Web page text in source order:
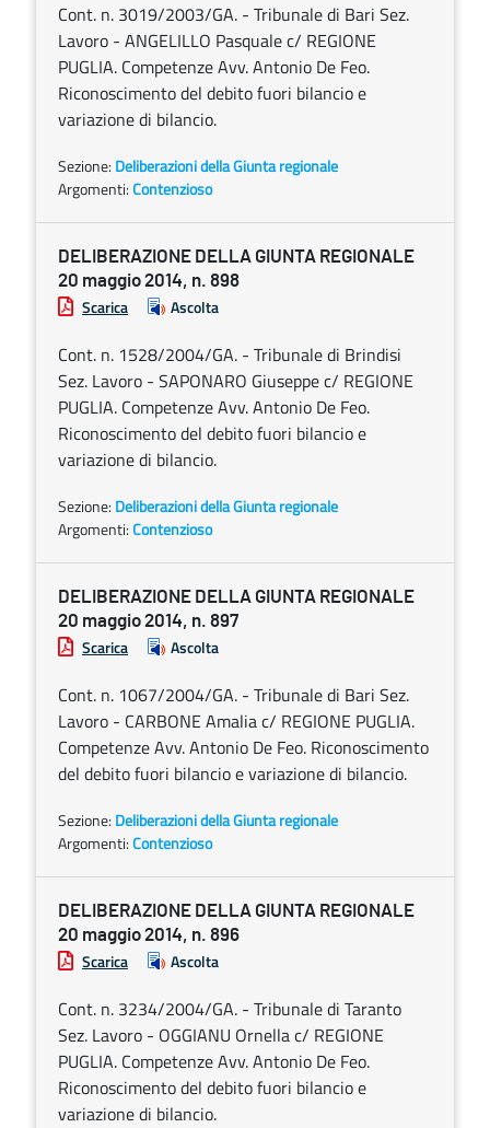
Cont. n. 3019/2003/GA. - Tribunale di Bari Sez.
Lavoro - ANGELILLO Pasquale c/ REGIONE
PUGLIA. Competenze Avv. Antonio De Feo.
Riconoscimento del debito fuori bilancio e
variazione di bilancio.
Sezione: Deliberazioni della Giunta regionale
Argomenti:Contenzioso
DELIBERAZIONE DELLA GIUNTA REGIONALE
20 maggio 2014, n. 898
Scarica Ascolta
Cont. n. 1528/2004/GA. - Tribunale di Brindisi
Sez. Lavoro - SAPONARO Giuseppe c/ REGIONE
PUGLIA. Competenze Avv. Antonio De Feo.
Riconoscimento del debito fuori bilancio e
variazione di bilancio.
Sezione: Deliberazioni della Giunta regionale
Argomenti:Contenzioso
DELIBERAZIONE DELLA GIUNTA REGIONALE
20 maggio 2014, n. 897
Scarica Ascolta
Cont. n. 1067/2004/GA. - Tribunale di Bari Sez.
Lavoro - CARBONE Amalia c/ REGIONE PUGLIA.
Competenze Avv. Antonio De Feo. Riconoscimento
del debito fuori bilancio e variazione di bilancio.
Sezione: Deliberazioni della Giunta regionale
Argomenti:Contenzioso
DELIBERAZIONE DELLA GIUNTA REGIONALE
20 maggio 2014, n. 896
Scarica Ascolta
Cont. n. 3234/2004/GA. - Tribunale di Taranto
Sez. Lavoro - OGGIANU Ornella c/ REGIONE
PUGLIA. Competenze Avv. Antonio De Feo.
Riconoscimento del debito fuori bilancio e
variazione di bilancio.